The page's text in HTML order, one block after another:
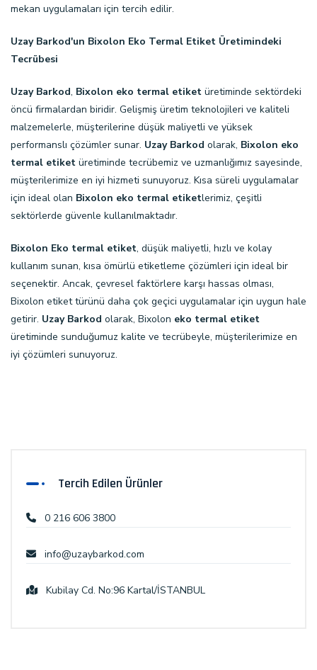
mekan uygulamaları için tercih edilir.
Uzay Barkod'un Bixolon Eko Termal Etiket Üretimindeki
Tecrübesi
Uzay Barkod, Bixolon eko termal etiket üretiminde sektördeki
öncü firmalardan biridir. Gelişmiş üretim teknolojileri ve kaliteli
malzemelerle, müşterilerine düşük maliyetli ve yüksek
performanslı çözümler sunar. Uzay Barkod olarak, Bixolon eko
termal etiket üretiminde tecrübemiz ve uzmanlığımız sayesinde,
müşterilerimize en iyi hizmeti sunuyoruz. Kısa süreli uygulamalar
için ideal olan Bixolon eko termal etiketlerimiz, çeşitli
sektörlerde güvenle kullanılmaktadır.
Bixolon Eko termal etiket, düşük maliyetli, hızlı ve kolay
kullanım sunan, kısa ömürlü etiketleme çözümleri için ideal bir
seçenektir. Ancak, çevresel faktörlere karşı hassas olması,
Bixolon etiket türünü daha çok geçici uygulamalar için uygun hale
getirir. Uzay Barkod olarak, Bixolon eko termal etiket
üretiminde sunduğumuz kalite ve tecrübeyle, müşterilerimize en
iyi çözümleri sunuyoruz.
Tercih Edilen Ürünler
0 216 606 3800
info@uzaybarkod.com
Kubilay Cd. No:96 Kartal/İSTANBUL